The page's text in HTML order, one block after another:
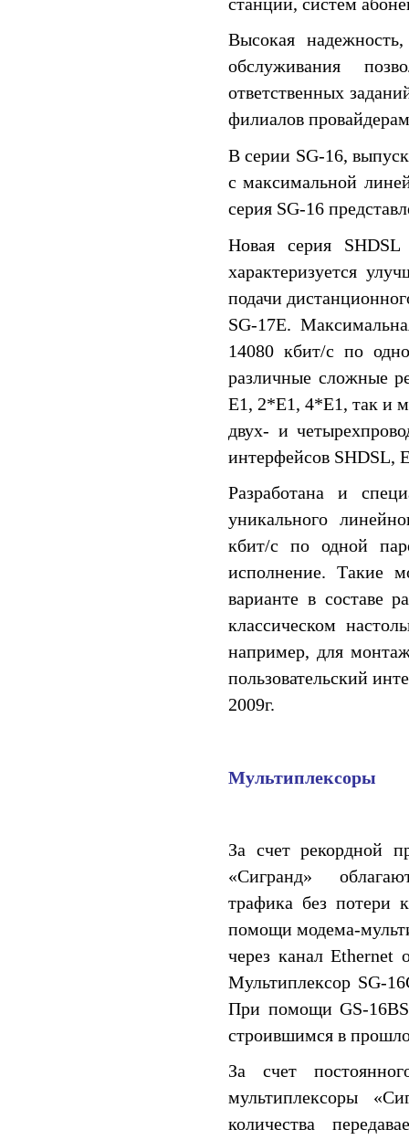
Высокая
обслуживания
ответственных
филиалов
В серии SG-16,
с максимальной
серия SG-16
Новая серия
характеризуется
подачи
SG-17E.
14080 кбит/c по
различные сложные
E1, 2*E1, 4*E1, так и
двух- и
интерфейсов SHDSL,
Разработана и
уникального
кбит/c по одной
исполнение. Такие
варианте в составе
классическом
например, для
пользовательский
2009г.
Мультиплексоры
За счет рекордной
«Сигранд»
трафика без потери
помощи модема-
через канал Ethernet
Мультиплексор SG-
При помощи GS-
строившимся в
За счет
мультиплексоры
количества